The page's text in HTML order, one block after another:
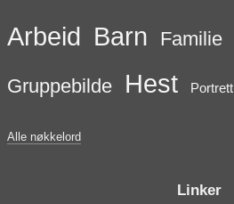
Arbeid Barn Familie
Gruppebilde Hest Portrett
Alle nøkkelord
Linker